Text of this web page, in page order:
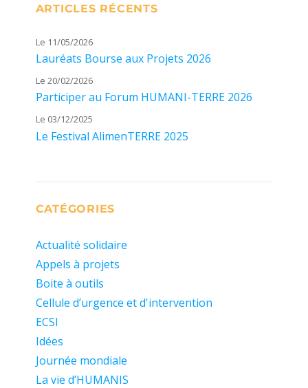
ARTICLES RÉCENTS
Le 11/05/2026
Lauréats Bourse aux Projets 2026
Le 20/02/2026
Participer au Forum HUMANI-TERRE 2026
Le 03/12/2025
Le Festival AlimenTERRE 2025
CATÉGORIES
Actualité solidaire
Appels à projets
Boite à outils
Cellule d’urgence et d'intervention
ECSI
Idées
Journée mondiale
La vie d’HUMANIS